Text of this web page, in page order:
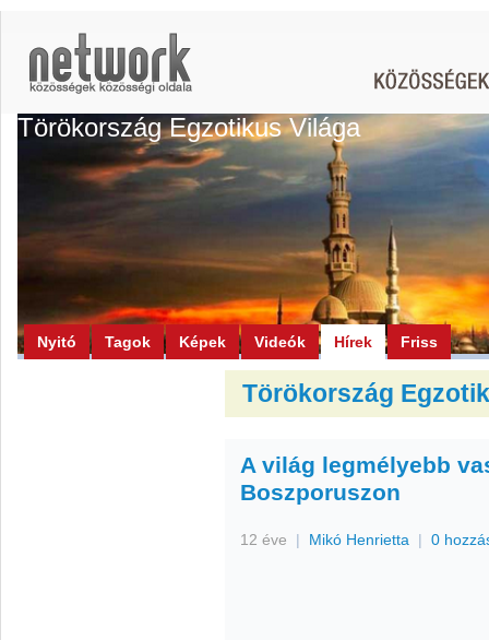
Törökország Egzotikus Világa
Nyitó Tagok Képek Videók Hírek Friss
Törökország
A világ legmélyebb
Boszporuszon
12 éve | Mikó Henrietta | 0